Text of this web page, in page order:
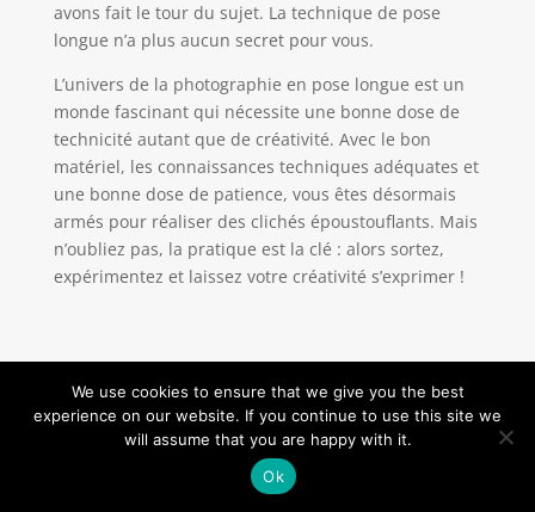
avons fait le tour du sujet. La technique de pose
longue n’a plus aucun secret pour vous.
L’univers de la photographie en pose longue est un
monde fascinant qui nécessite une bonne dose de
technicité autant que de créativité. Avec le bon
matériel, les connaissances techniques adéquates et
une bonne dose de patience, vous êtes désormais
armés pour réaliser des clichés époustouflants. Mais
n’oubliez pas, la pratique est la clé : alors sortez,
expérimentez et laissez votre créativité s’exprimer !
Test du
Flybotic
Foldable Pro :
We use cookies to ensure that we give you the best
experience on our website. If you continue to use this site we
will assume that you are happy with it.
Ok